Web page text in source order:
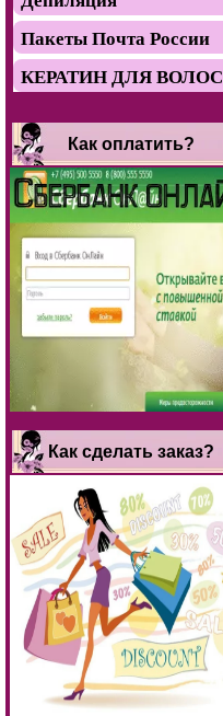
Пакеты Почта России
КЕРАТИН ДЛЯ ВОЛОС
Как оплатить?
Как сделать заказ?